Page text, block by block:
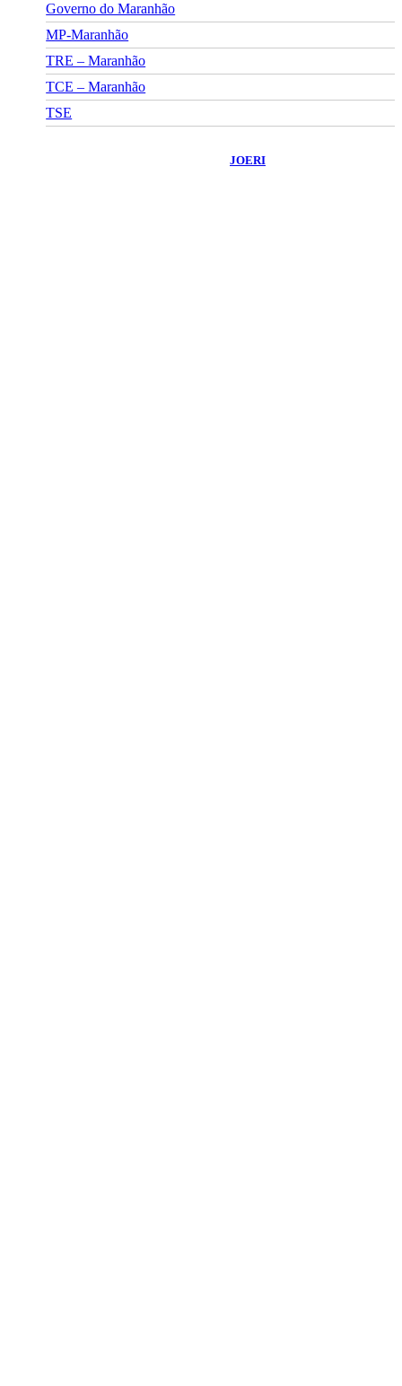
Governo do Maranhão
MP-Maranhão
TRE – Maranhão
TCE – Maranhão
TSE
JOERI